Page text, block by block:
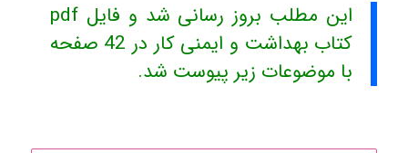
این مطلب بروز رسانی شد و فایل pdf
کتاب بهداشت و ایمنی کار در 42 صفحه
با موضوعات زیر پیوست شد.